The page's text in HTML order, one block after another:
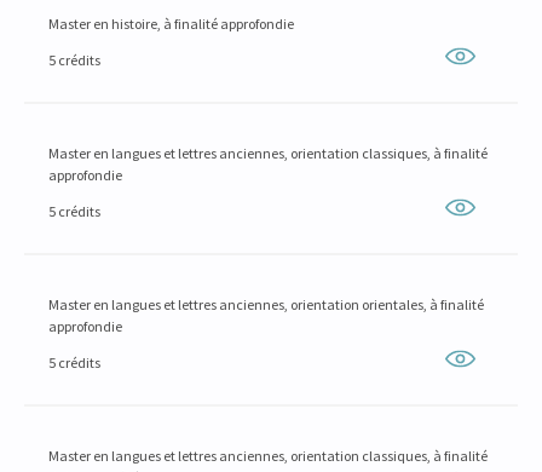
Master en histoire, à finalité approfondie
5 crédits
Master en langues et lettres anciennes, orientation classiques, à finalité
approfondie
5 crédits
Master en langues et lettres anciennes, orientation orientales, à finalité
approfondie
5 crédits
Master en langues et lettres anciennes, orientation classiques, à finalité